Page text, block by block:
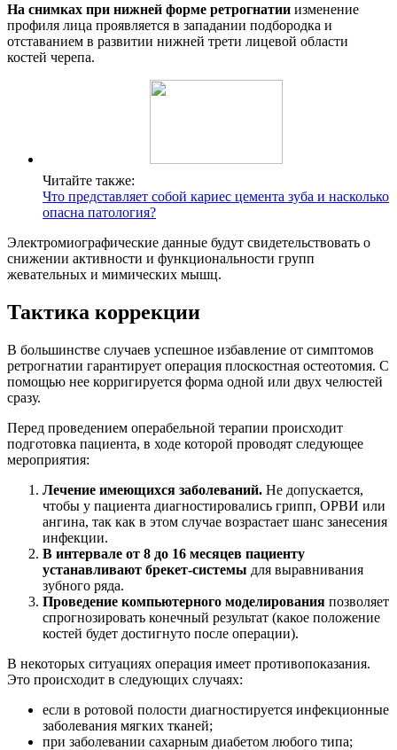
На снимках при нижней форме ретрогнатии изменение
профиля лица проявляется в западании подбородка и
отставанием в развитии нижней трети лицевой области
костей черепа.
Читайте также:
Что представляет собой кариес цемента зуба и насколько
опасна патология?
Электромиографические данные будут свидетельствовать о
снижении активности и функциональности групп
жевательных и мимических мышц.
Тактика коррекции
В большинстве случаев успешное избавление от симптомов
ретрогнатии гарантирует операция плоскостная остеотомия. С
помощью нее корригируется форма одной или двух челюстей
сразу.
Перед проведением операбельной терапии происходит
подготовка пациента, в ходе которой проводят следующее
мероприятия:
Лечение имеющихся заболеваний. Не допускается,
чтобы у пациента диагностировались грипп, ОРВИ или
ангина, так как в этом случае возрастает шанс занесения
инфекции.
В интервале от 8 до 16 месяцев пациенту
устанавливают брекет-системы для выравнивания
зубного ряда.
Проведение компьютерного моделирования позволяет
спрогнозировать конечный результат (какое положение
костей будет достигнуто после операции).
В некоторых ситуациях операция имеет противопоказания.
Это происходит в следующих случаях:
если в ротовой полости диагностируется инфекционные
заболевания мягких тканей;
при заболевании сахарным диабетом любого типа;